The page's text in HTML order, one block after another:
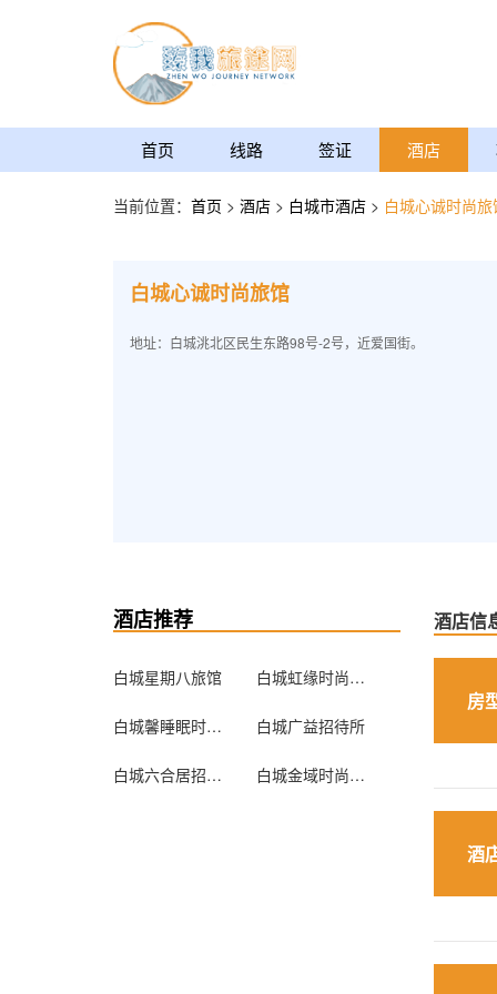
首页 线路 签证 酒店
当前位置： 首页 > 酒店 > 白城市酒店 > 白城心诚时尚旅
白城心诚时尚旅馆
地址：白城洮北区民生东路98号-2号，近爱国街。
酒店推荐
白城星期八旅馆 白城虹缘时尚宾馆
白城馨睡眠时尚睡吧 白城广益招待所
白城六合居招待所 白城金域时尚宾馆
酒店信
房
酒